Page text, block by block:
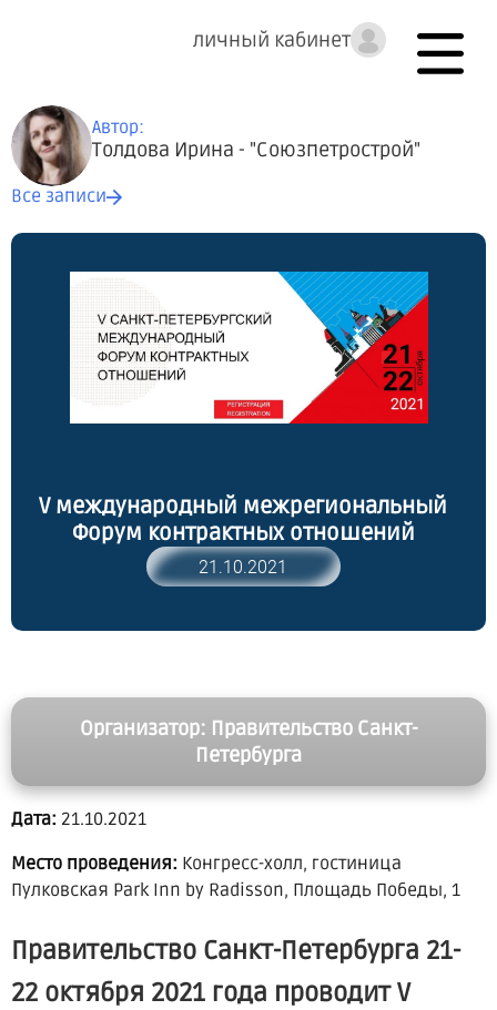
личный кабинет
Автор:
Толдова Ирина - "Союзпетрострой"
Все записи
V международный межрегиональный
Форум контрактных отношений
21.10.2021
Организатор: Правительство Санкт-
Петербурга
Дата: 21.10.2021
Место проведения: Конгресс-холл, гостиница
Пулковская Park Inn by Radisson, Площадь Победы, 1
Правительство Санкт-Петербурга 21-
22 октября 2021 года проводит V